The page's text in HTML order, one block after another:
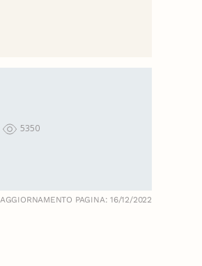
5350
AGGIORNAMENTO PAGINA: 16/12/2022